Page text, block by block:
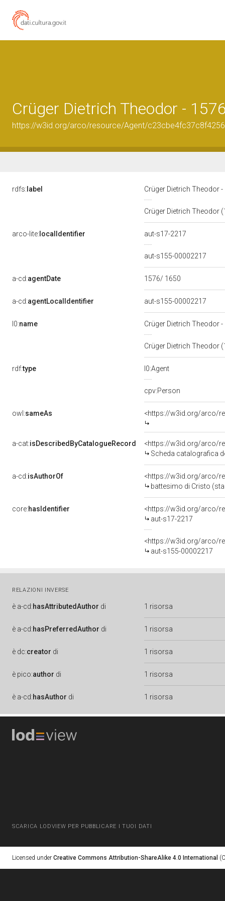
Crüger Dietrich Theodor -
https://w3id.org/arco/resource/Agent/
rdfs: label Crüger Dietrich Theodor
Crüger Dietrich Theodor
arco-lite: localIdentifier aut-s17-2217
aut-s155-00002217
a-cd:agentDate 1576/ 1650
a-cd:agentLocalIdentifier aut-s155-00002217
l0:name Crüger Dietrich Theodor
Crüger Dietrich Theodor
rdf:type l0:Agent
cpv:Person
owl:sameAs <https://w3id.org/arco/
a-cat:isDescribedByCatalogueRecord
<https://w3id.org/arco/
Scheda catalografica
a-cd:isAuthorOf
<https://w3id.org/arco/
battesimo di Cristo
core:hasIdentifier
<https://w3id.org/arco/
aut-s17-2217
<https://w3id.org/arco/
aut-s155-00002217
RELAZIONI INVERSE
è a-cd:hasAttributedAuthor di 1 risorsa
è a-cd:hasPreferredAuthor di 1 risorsa
è dc:creator di 1 risorsa
è pico:author di 1 risorsa
è a-cd:hasAuthor di 1 risorsa
SCARICA LODVIEW PER PUBBLICARE I TUOI DATI
Licensed under Creative Commons Attribution-ShareAlike 4.0 International